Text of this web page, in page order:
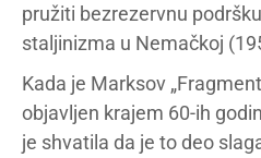
pružiti bezrezervnu
staljinizma u Nemačkoj
Kada je Marksov
objavljen krajem 60-ih
je shvatila da je to deo